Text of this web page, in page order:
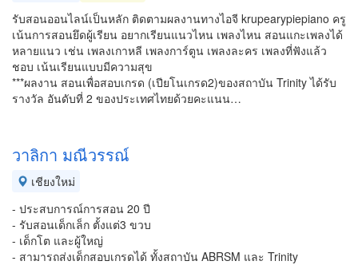
รับสอนออนไลน์เป็นหลัก ติดตามผลงานทางไอจี krupearypiepiano ครู
เน้นการสอนยึดผู้เรียน อยากเรียนแนวไหน เพลงไหน สอนแกะเพลงได้
หลายแนว เช่น เพลงเกาหลี เพลงการ์ตูน เพลงละคร เพลงที่ฟังแล้ว
ชอบ เน้นเรียนแบบมีความสุข
***ผลงาน สอนเพื่อสอบเกรด (เปียโนเกรด2)ของสถาบัน Trinity ได้รับ
รางวัล อันดับที่ 2 ของประเทศไทยด้วยคะแนน…
วาลิกา มณีวรรณ์
เชียงใหม่
- ประสบการณ์การสอน 20 ปี
- รับสอนเด็กเล็ก ตั้งแต่3 ขวบ
- เด็กโต และผู้ใหญ่
- สามารถส่งเด็กสอบเกรดได้ ทั้งสถาบัน ABRSM และ Trinity